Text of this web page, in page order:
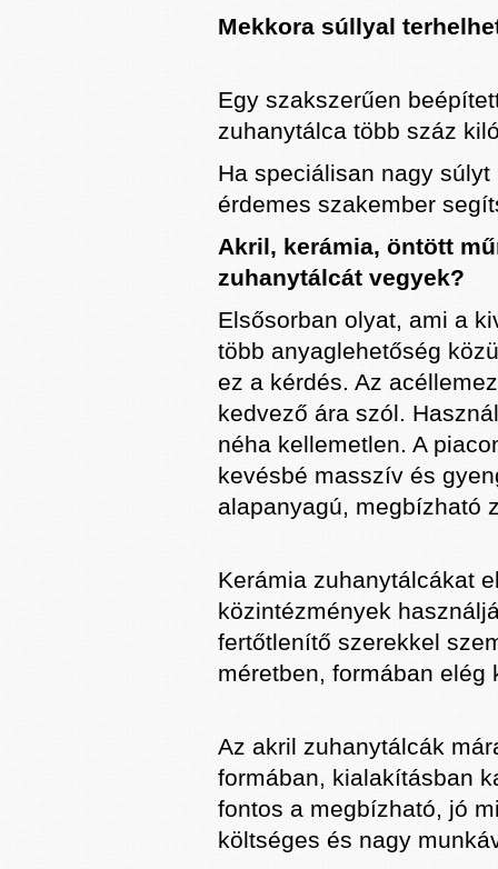
Mekkora súllyal
Egy szakszerűen
zuhanytálca több száz
Ha speciálisan nagy
érdemes szakember
Akril, kerámia, öntött
zuhanytálcát vegyek?
Elsősorban olyat, ami a
több anyaglehetőség
ez a kérdés. Az
kedvező ára szól.
néha kellemetlen. A
kevésbé masszív és
alapanyagú, megbízható
Kerámia zuhanytálcákat
közintézmények
fertőtlenítő szerekkel
méretben, formában elég
Az akril zuhanytálcák
formában, kialakításban
fontos a megbízható, jó
költséges és nagy